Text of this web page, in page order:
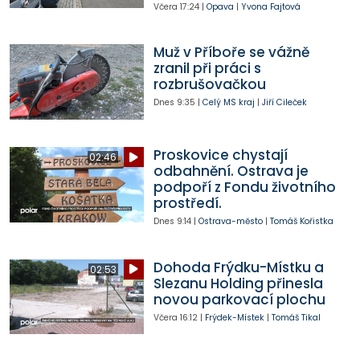
Včera 17:24| Opava | Yvona Fajtová
Muž v Příboře se vážně
zranil při práci s
rozbrušovačkou
Dnes 9:35 | Celý MS kraj | Jiří Cileček
02:46
Proskovice chystají
odbahnění. Ostrava je
podpoří z Fondu životního
prostředí.
Dnes 9:14| Ostrava-město| Tomáš Kořistka
02:53
Dohoda Frýdku-Místku a
Slezanu Holding přinesla
novou parkovací plochu
Včera 16:12| Frýdek-Místek| Tomáš Tikal